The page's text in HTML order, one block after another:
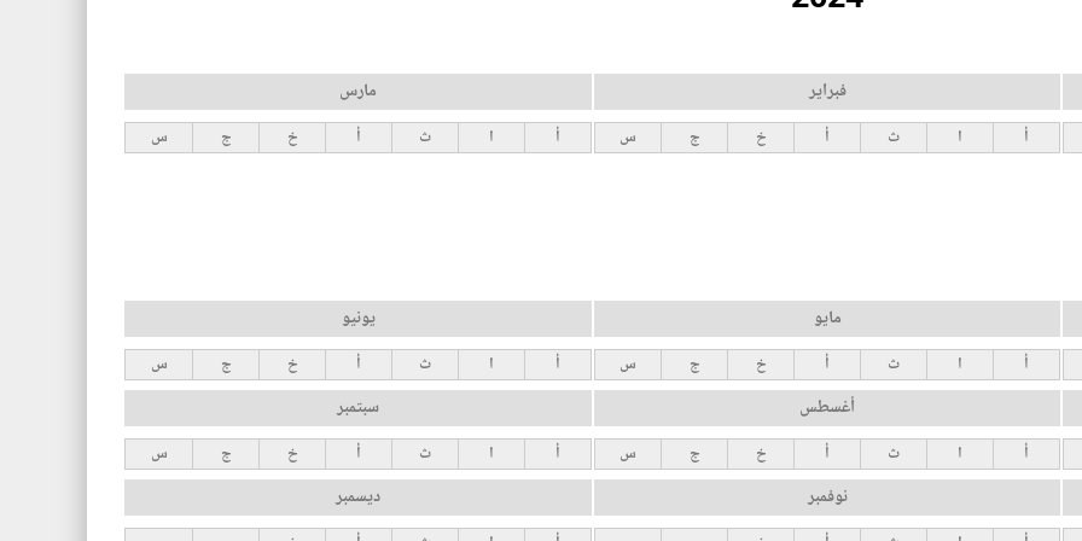
فبراير
أ ا ث أ خ ج س
مارس
أ ا ث أ خ ج س
مايو
أ ا ث أ خ ج س
يونيو
أ ا ث أ خ ج س
أغسطس
أ ا ث أ خ ج س
سبتمبر
أ ا ث أ خ ج س
نوفمبر ديسمبر